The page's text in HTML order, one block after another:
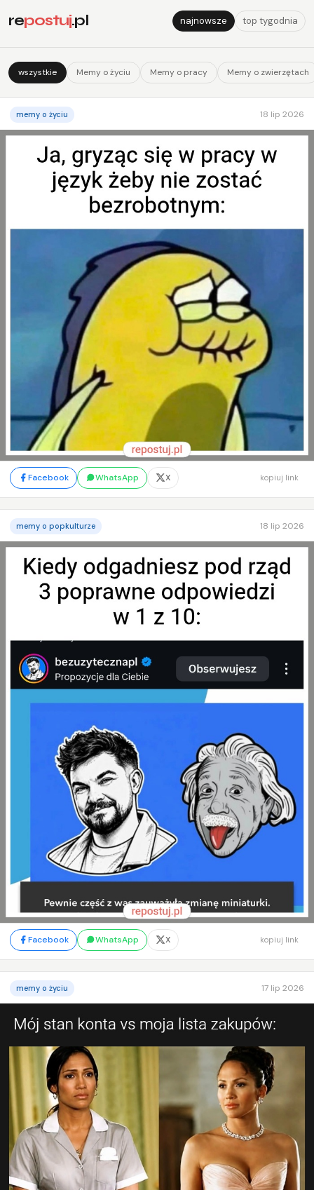
repostuj.pl najnowsze top tygodnia
wszystkie Memy o życiu Memy o pracy Memy o zwierzętach
memy o życiu 18 lip 2026
Facebook WhatsApp X kopiuj link
memy o popkulturze 18 lip 2026
Facebook WhatsApp X kopiuj link
memy o życiu 17 lip 2026